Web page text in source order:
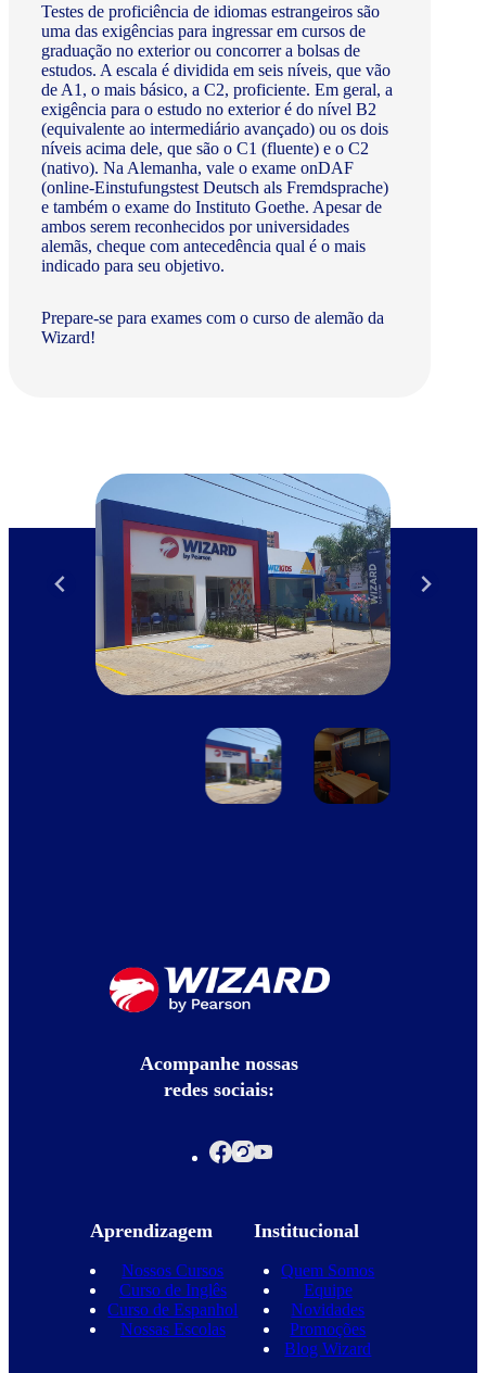
Testes de proficiência de idiomas estrangeiros são
uma das exigências para ingressar em cursos de
graduação no exterior ou concorrer a bolsas de
estudos. A escala é dividida em seis níveis, que vão
de A1, o mais básico, a C2, proficiente. Em geral, a
exigência para o estudo no exterior é do nível B2
(equivalente ao intermediário avançado) ou os dois
níveis acima dele, que são o C1 (fluente) e o C2
(nativo). Na Alemanha, vale o exame onDAF
(online-Einstufungstest Deutsch als Fremdsprache)
e também o exame do Instituto Goethe. Apesar de
ambos serem reconhecidos por universidades
alemãs, cheque com antecedência qual é o mais
indicado para seu objetivo.
Prepare-se para exames com o curso de alemão da
Wizard!
Acompanhe nossas
redes sociais:
Aprendizagem
Nossos Cursos
Curso de Inglês
Curso de Espanhol
Nossas Escolas
Institucional
Quem Somos
Equipe
Novidades
Promoções
Blog Wizard